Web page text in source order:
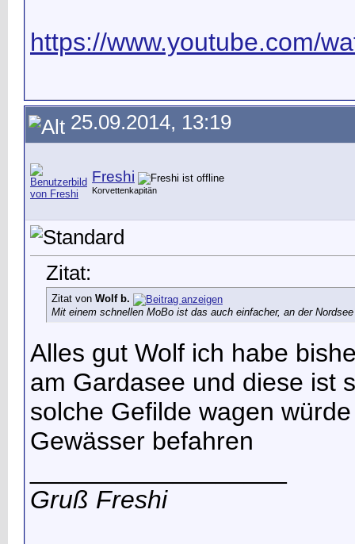
https://www.youtube.com/
25.09.2014, 13:19
Freshi
Korvettenkapitän
Zitat:
Zitat von Wolf b.
Mit einem schnellen MoBo ist das auch einfacher, an der
Alles gut Wolf ich habe
am Gardasee und diese ist
solche Gefilde wagen
Gewässer befahren
Gruß Freshi